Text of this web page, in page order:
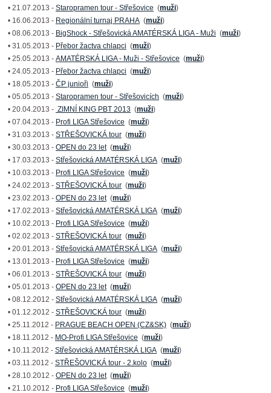
• 21.07.2013 - Staropramen tour - Střešovice (muži)
• 16.06.2013 - Regionální turnaj PRAHA (muži)
• 08.06.2013 - BigShock - Střešovická AMATÉRSKÁ LIGA - Muži (muži)
• 31.05.2013 - Přebor žactva chlapci (muži)
• 25.05.2013 - AMATÉRSKÁ LIGA - Muži - Střešovice (muži)
• 24.05.2013 - Přebor žactva chlapci (muži)
• 18.05.2013 - ČP junioři (muži)
• 05.05.2013 - Staropramen tour - Střešovicích (muži)
• 20.04.2013 - ZIMNÍ KING PBT 2013 (muži)
• 07.04.2013 - Profi LIGA Střešovice (muži)
• 31.03.2013 - STŘEŠOVICKÁ tour (muži)
• 30.03.2013 - OPEN do 23 let(muži)
• 17.03.2013 - Střešovická AMATÉRSKÁ LIGA (muži)
• 10.03.2013 - Profi LIGA Střešovice (muži)
• 24.02.2013 - STŘEŠOVICKÁ tour (muži)
• 23.02.2013 - OPEN do 23 let(muži)
• 17.02.2013 - Střešovická AMATÉRSKÁ LIGA (muži)
• 10.02.2013 - Profi LIGA Střešovice (muži)
• 02.02.2013 - STŘEŠOVICKÁ tour (muži)
• 20.01.2013 - Střešovická AMATÉRSKÁ LIGA (muži)
• 13.01.2013 - Profi LIGA Střešovice (muži)
• 06.01.2013 - STŘEŠOVICKÁ tour (muži)
• 05.01.2013 - OPEN do 23 let(muži)
• 08.12.2012 - Střešovická AMATÉRSKÁ LIGA (muži)
• 01.12.2012 - STŘEŠOVICKÁ tour (muži)
• 25.11.2012 - PRAGUE BEACH OPEN (CZ&SK) (muži)
• 18.11.2012 - MO-Profi LIGA Střešovice (muži)
• 10.11.2012 - Střešovická AMATÉRSKÁ LIGA (muži)
• 03.11.2012 - STŘEŠOVICKÁ tour - 2.kolo (muži)
• 28.10.2012 - OPEN do 23 let(muži)
• 21.10.2012 - Profi LIGA Střešovice (muži)